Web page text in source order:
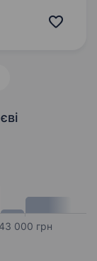
43 000 грн